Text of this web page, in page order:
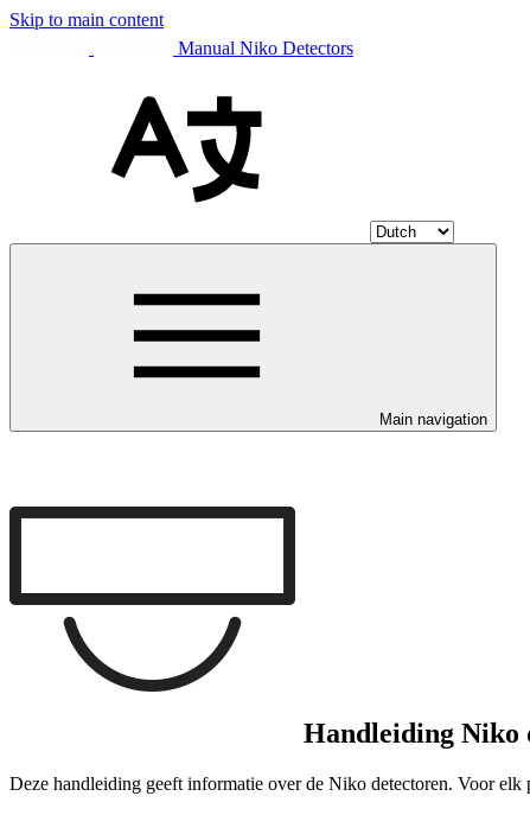
Skip to main content
Manual Niko Detectors
Main navigation
Handleiding Niko
Deze handleiding geeft informatie over de Niko detectoren. Voor